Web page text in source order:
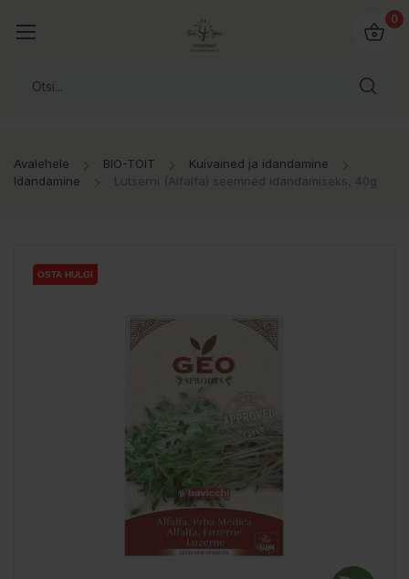
0
Avalehele BIO-TOIT
Kuivained ja idandamine
Idandamine
Lutserni (Alfalfa) seemned idandamiseks, 40g
OSTA HULGI
OSTA HULGI